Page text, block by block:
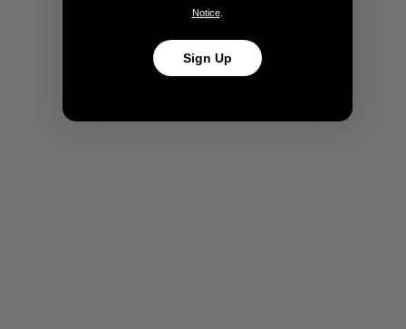
Notice.
Sign Up